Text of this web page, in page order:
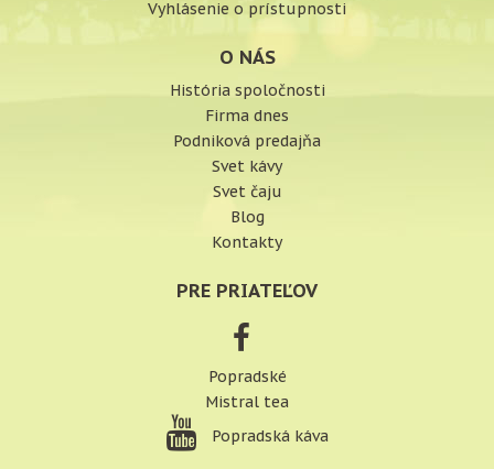
Vyhlásenie o prístupnosti
O NÁS
História spoločnosti
Firma dnes
Podniková predajňa
Svet kávy
Svet čaju
Blog
Kontakty
PRE PRIATEĽOV
Popradské
Mistral tea
Popradská káva